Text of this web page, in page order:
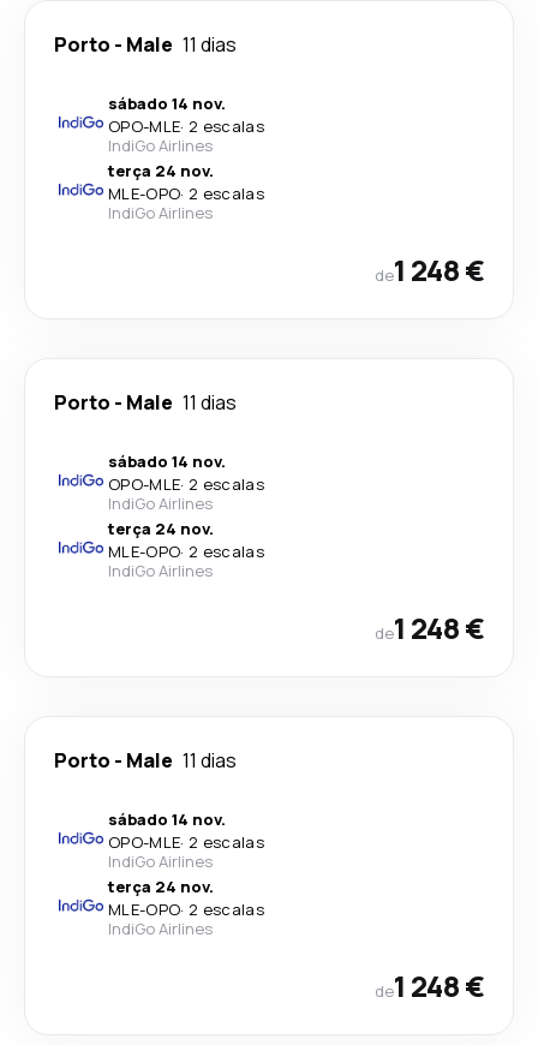
Porto - Male 11 dias
sábado 14 nov.
OPO-MLE· 2 escalas
IndiGo Airlines
terça 24 nov.
MLE-OPO· 2 escalas
IndiGo Airlines
de1 248 €
Porto - Male 11 dias
sábado 14 nov.
OPO-MLE· 2 escalas
IndiGo Airlines
terça 24 nov.
MLE-OPO· 2 escalas
IndiGo Airlines
de1 248 €
Porto - Male 11 dias
sábado 14 nov.
OPO-MLE· 2 escalas
IndiGo Airlines
terça 24 nov.
MLE-OPO· 2 escalas
IndiGo Airlines
de1 248 €